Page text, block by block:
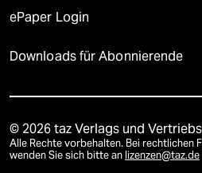
ePaper Login
Downloads für Abonnierende
© 2026 taz Verlags und
Alle Rechte vorbehalten. Bei rechtlichen
wenden Sie sich bitte an lizenzen@taz.de